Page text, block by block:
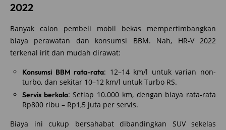
2022
Banyak calon pembeli mobil bekas mempertimbangkan
biaya perawatan dan konsumsi BBM. Nah, HR-V 2022
terkenal irit dan mudah dirawat:
Konsumsi BBM rata-rata: 12–14 km/l untuk varian non-
turbo, dan sekitar 10–12 km/l untuk Turbo RS.
Servis berkala: Setiap 10.000 km, dengan biaya rata-rata
Rp800 ribu – Rp1,5 juta per servis.
Biaya ini cukup bersahabat dibandingkan SUV sekelas